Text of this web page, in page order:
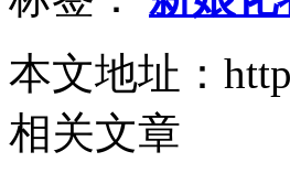
本文地址：
相关文章